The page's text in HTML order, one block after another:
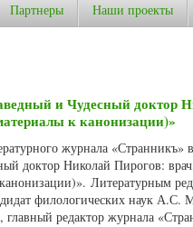
Партнеры Наши проекты
и Чудесный доктор
к канонизации)»
журнала «Странникъ»
доктор Николай Пирогов:
Литературным
филологических наук А.С.
редактор журнала